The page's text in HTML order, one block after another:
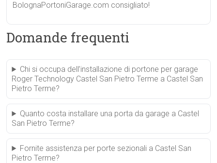
BolognaPortoniGarage.com consigliato!
Domande frequenti
Chi si occupa dell’installazione di portone per garage
Roger Technology Castel San Pietro Terme a Castel San
Pietro Terme?
Quanto costa installare una porta da garage a Castel
San Pietro Terme?
Fornite assistenza per porte sezionali a Castel San
Pietro Terme?